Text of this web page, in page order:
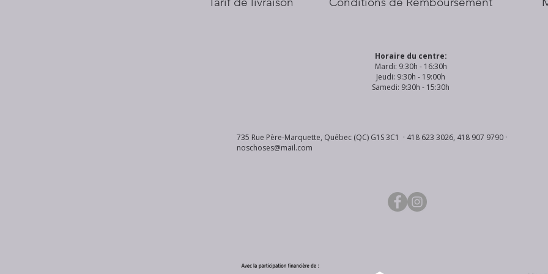
Horaire du centre:
Mardi: 9:30h - 16:30h
Jeudi: 9:30h - 19:00h
Samedi: 9:30h - 15:30h
735 Rue Père-Marquette, Québec (QC) G1S 3C1 · 418 623 3026, 418 907 9790 ·
noschoses@mail.com